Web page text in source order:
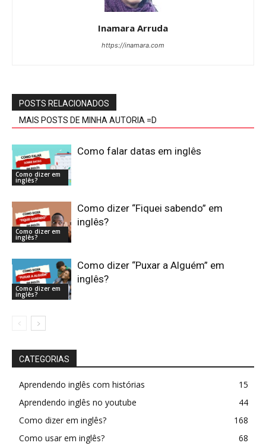
Inamara Arruda
https://inamara.com
POSTS RELACIONADOS
MAIS POSTS DE MINHA AUTORIA =D
Como dizer em
inglês?
Como falar datas em inglês
Como dizer em
inglês?
Como dizer “Fiquei sabendo” em
inglês?
Como dizer em
inglês?
Como dizer “Puxar a Alguém” em
inglês?
CATEGORIAS
Aprendendo inglês com histórias
15
Aprendendo inglês no youtube
44
Como dizer em inglês?
168
Como usar em inglês?
68